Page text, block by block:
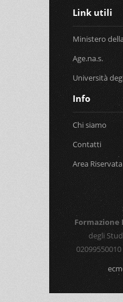
Link utili
Ministero
Age.na.s.
Università
Info
Chi siamo
Contatti
Area Riservata
Formazione
degli
02099550010